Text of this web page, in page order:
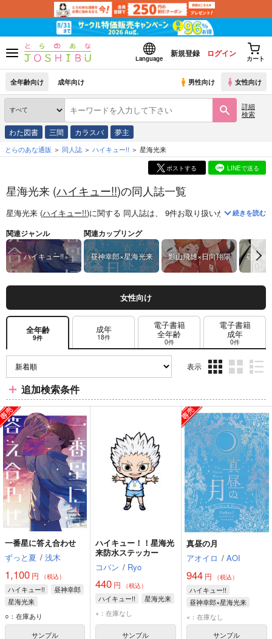
Language
新規登録 ログイン
カート
全年齢向け 成年向け 男性向け 女性向け
詳細
検索
わた図書 三間 カラスバ 夢主
とらのあな通販 同人誌 ハイキュー!! 星海光来
ポストする LINEで送る
星海光来 (ハイキュー!!)の同人誌一覧
星海光来 (ハイキュー!!)に関する 同人誌は、 9件お取り扱いがございます
続きを読む
関連ジャンル
ハイキュー!!
関連カップリング
昼神幸郎×星海光来 影山飛雄×日向翔陽 昼神幸
女性向け
全年齢
9件
成年
18件
電子書籍
全年齢
0件
電子書籍
成年
0件
表示
ム
表
示
ム
表
示
ム
表
示
追加検索条件
一番星に答え合わせ
ずっと夏 / 浅木
1,100 円 （税込）
ハイキュー!!
昼神幸郎
星海光来
○：在庫あり
サンプル
ハイキュー！！星海光
来防水ステッカー
コパン / Ryo
440 円 （税込）
ハイキュー!!
星海光来
×：在庫なし
サンプル
真昼の月
アオイロ / AOI
944円 （税込）
ハイキュー!!
昼神幸郎×星海光来
昼神幸郎
×：在庫なし
サンプル